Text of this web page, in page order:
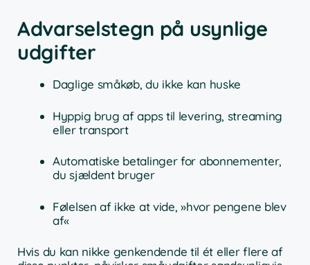
Advarselstegn på usynlige
udgifter
Daglige småkøb, du ikke kan huske
Hyppig brug af apps til levering, streaming
eller transport
Automatiske betalinger for abonnementer,
du sjældent bruger
Følelsen af ikke at vide, »hvor pengene blev
af«
Hvis du kan nikke genkendende til ét eller flere af